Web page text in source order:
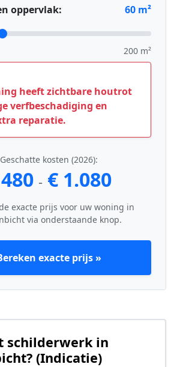
oppervlak: 60 m²
200 m²
heeft zichtbare houtrot
verfbeschadiging en
reparatie.
Geschatte kosten (2026):
- € 1.080
exacte prijs voor uw woning in
via onderstaande knop.
exacte prijs »
schilderwerk in
(Indicatie)